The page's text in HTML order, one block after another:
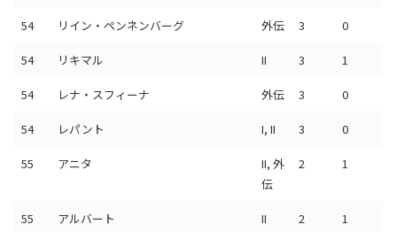
54 リイン・ペンネンバーグ 外伝 3 0
54 リキマル II 3 1
54 レナ・スフィーナ 外伝 3 0
54 レパント I, II 3 0
55 アニタ
II, 外
伝
2 1
55 アルバート II 2 1